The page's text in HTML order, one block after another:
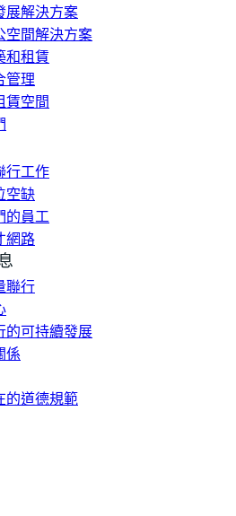
展解決方案
空間解決方案
和租賃
管理
賃空間
行工作
空缺
的員工
網路
聯行
的可持續發展
係
的道德規範